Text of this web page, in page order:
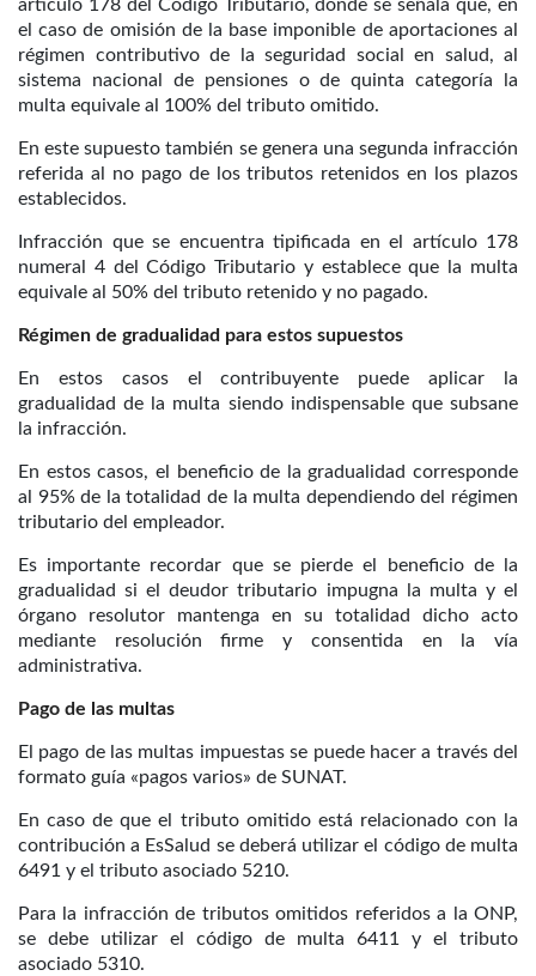
artículo 178 del Código Tributario, donde se señala que, en
el caso de omisión de la base imponible de aportaciones al
régimen contributivo de la seguridad social en salud, al
sistema nacional de pensiones o de quinta categoría la
multa equivale al 100% del tributo omitido.
En este supuesto también se genera una segunda infracción
referida al no pago de los tributos retenidos en los plazos
establecidos.
Infracción que se encuentra tipificada en el artículo 178
numeral 4 del Código Tributario y establece que la multa
equivale al 50% del tributo retenido y no pagado.
Régimen de gradualidad para estos supuestos
En estos casos el contribuyente puede aplicar la
gradualidad de la multa siendo indispensable que subsane
la infracción.
En estos casos, el beneficio de la gradualidad corresponde
al 95% de la totalidad de la multa dependiendo del régimen
tributario del empleador.
Es importante recordar que se pierde el beneficio de la
gradualidad si el deudor tributario impugna la multa y el
órgano resolutor mantenga en su totalidad dicho acto
mediante resolución firme y consentida en la vía
administrativa.
Pago de las multas
El pago de las multas impuestas se puede hacer a través del
formato guía «pagos varios» de SUNAT.
En caso de que el tributo omitido está relacionado con la
contribución a EsSalud se deberá utilizar el código de multa
6491 y el tributo asociado 5210.
Para la infracción de tributos omitidos referidos a la ONP,
se debe utilizar el código de multa 6411 y el tributo
asociado 5310.